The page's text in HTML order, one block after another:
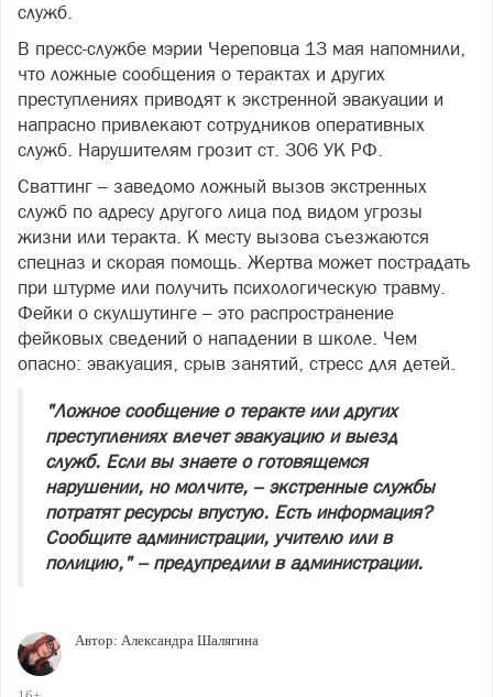
служб.
В пресс-службе мэрии Череповца 13 мая напомнили,
что ложные сообщения о терактах и других
преступлениях приводят к экстренной эвакуации и
напрасно привлекают сотрудников оперативных
служб. Нарушителям грозит ст. 306 УК РФ.
Сваттинг – заведомо ложный вызов экстренных
служб по адресу другого лица под видом угрозы
жизни или теракта. К месту вызова съезжаются
спецназ и скорая помощь. Жертва может пострадать
при штурме или получить психологическую травму.
Фейки о скулшутинге – это распространение
фейковых сведений о нападении в школе. Чем
опасно: эвакуация, срыв занятий, стресс для детей.
"Ложное сообщение о теракте или других
преступлениях влечет эвакуацию и выезд
служб. Если вы знаете о готовящемся
нарушении, но молчите, – экстренные службы
потратят ресурсы впустую. Есть информация?
Сообщите администрации, учителю или в
полицию," – предупредили в администрации.
Автор: Александра Шалягина